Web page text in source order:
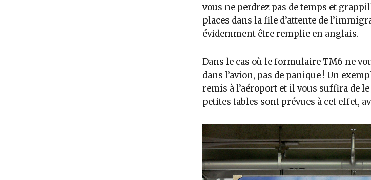
vous ne perdrez pas de temps et
places dans la file d’attente de
évidemment être remplie en anglais.
Dans le cas où le formulaire TM6 ne
dans l’avion, pas de panique ! Un
remis à l’aéroport et il vous suffira de
petites tables sont prévues à cet effet,